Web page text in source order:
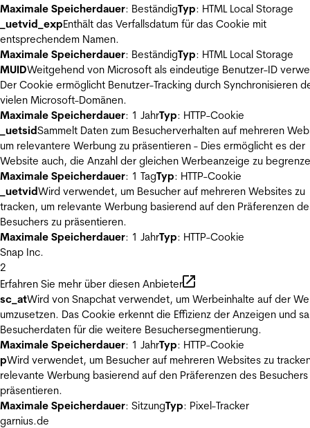
Maximale Speicherdauer: BeständigTyp: HTML Local Storage
_uetvid_expEnthält das Verfallsdatum für das Cookie mit
entsprechendem Namen.
Maximale Speicherdauer: BeständigTyp: HTML Local Storage
MUIDWeitgehend von Microsoft als eindeutige Benutzer-ID
Der Cookie ermöglicht Benutzer-Tracking durch Synchronisieren
vielen Microsoft-Domänen.
Maximale Speicherdauer: 1 JahrTyp: HTTP-Cookie
_uetsidSammelt Daten zum Besucherverhalten auf mehreren
um relevantere Werbung zu präsentieren - Dies ermöglicht es der
Website auch, die Anzahl der gleichen Werbeanzeige zu
Maximale Speicherdauer: 1 TagTyp: HTTP-Cookie
_uetvidWird verwendet, um Besucher auf mehreren Websites zu
tracken, um relevante Werbung basierend auf den Präferenzen
Besuchers zu präsentieren.
Maximale Speicherdauer: 1 JahrTyp: HTTP-Cookie
Snap Inc.
2
Erfahren Sie mehr über diesen Anbieter
sc_atWird von Snapchat verwendet, um Werbeinhalte auf der
umzusetzen. Das Cookie erkennt die Effizienz der Anzeigen und
Besucherdaten für die weitere Besuchersegmentierung.
Maximale Speicherdauer: 1 JahrTyp: HTTP-Cookie
pWird verwendet, um Besucher auf mehreren Websites zu
relevante Werbung basierend auf den Präferenzen des Besuchers
präsentieren.
Maximale Speicherdauer: SitzungTyp: Pixel-Tracker
garnius.de